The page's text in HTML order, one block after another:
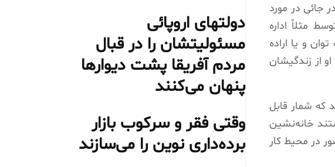
کاهش پیدا کرده، در جائی در مورد
مثلاً اداره
و یا اراده
از زندگیشان
که شمار قابل
خانەنشین
را بر حضور در محیط کار
دولتهای اروپائی
مسئولیتشان را در قبال
مردم آفریقا پشت دیوارها
پنهان می‌کنند
وقتی فقر و سرکوب بازار
برده‌داری نوین را می‌سازند